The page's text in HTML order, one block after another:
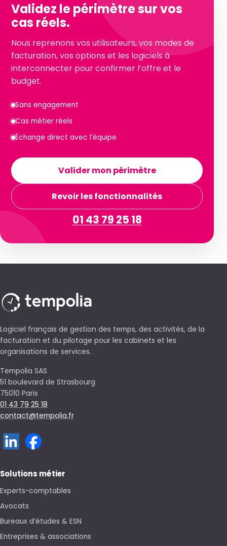
Validez le périmètre sur vos
cas réels.
Nous reprenons vos utilisateurs, vos modes de
facturation, vos options et les logiciels à
interconnecter pour confirmer l’offre et le
budget.
Sans engagement
Cas métier réels
Échange direct avec l’équipe
Valider mon périmètre
Revoir les fonctionnalités
01 43 79 25 18
Logiciel français de gestion des temps, des activités, de la
facturation et du pilotage pour les cabinets et les
organisations de services.
Tempolia SAS
51 boulevard de Strasbourg
75010 Paris
01 43 79 25 18
contact@tempolia.fr
Solutions métier
Experts-comptables
Avocats
Bureaux d’études & ESN
Entreprises & associations